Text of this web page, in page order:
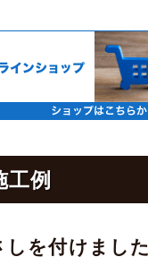
工例
しを付けました